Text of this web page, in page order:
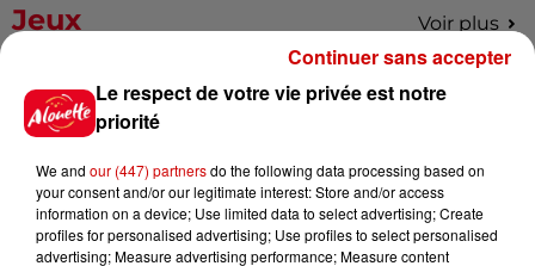
Jeux Voir plus
Gagnez vos places pour le
Festival du Roi Arthur 2026 !
Gagnez vos entrées pour le
Le respect de votre vie privée est notre
priorité
We and our (447) partnersdo the following data processing based on
your consent and/or our legitimate interest: Store and/or access
information on a device; Use limited data to select advertising; Create
profiles for personalised advertising; Use profiles to select personalised
advertising; Measure advertising performance; Measure content
Continuer sans accepter